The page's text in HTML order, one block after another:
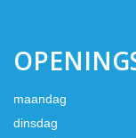
maandag
dinsdag